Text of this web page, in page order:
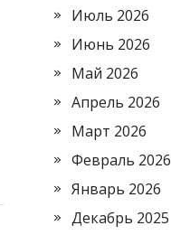
Июль 2026
Июнь 2026
Май 2026
Апрель 2026
Март 2026
Февраль 2026
Январь 2026
Декабрь 2025